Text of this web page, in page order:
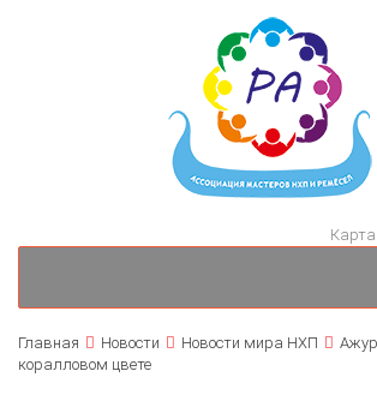
Главная Новости Новости мира НХП
коралловом цвете